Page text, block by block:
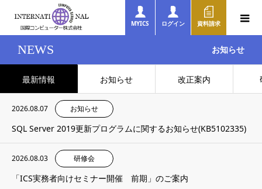
MYICS ログイン 資料請求
NEWS お知らせ
最新情報 お知らせ 改正案内
2026.08.07 お知らせ
SQL Server 2019更新プログラムに関するお知らせ(KB5102335)
2026.08.03 研修会
「ICS実務者向けセミナー開催 前期」のご案内